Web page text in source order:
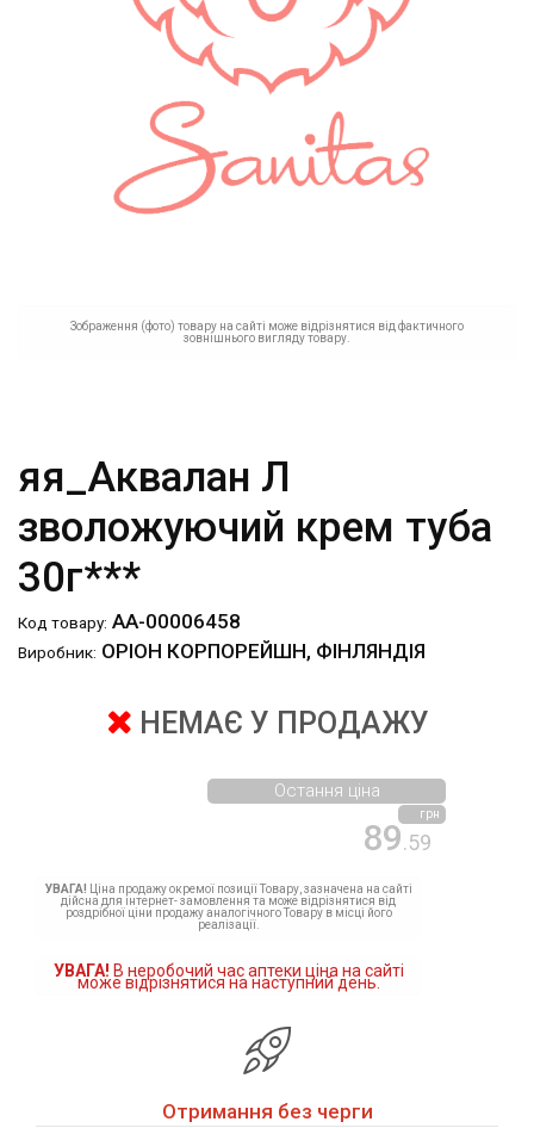
Зображення (фото) товару на сайті може відрізнятися від фактичного
зовнішнього вигляду товару.
яя_Аквалан Л
зволожуючий крем туба
30г***
Код товару: АА-00006458
Виробник: ОРІОН КОРПОРЕЙШН, ФІНЛЯНДІЯ
НЕМАЄ У ПРОДАЖУ
89.59
грн
Остання ціна
УВАГА! Ціна продажу окремої позиції Товару, зазначена на сайті
дійсна для інтернет- замовлення та може відрізнятися від
роздрібної ціни продажу аналогічного Товару в місці його
реалізації.
УВАГА! В неробочий час аптеки ціна на сайті
може відрізнятися на наступний день.
Отримання без черги